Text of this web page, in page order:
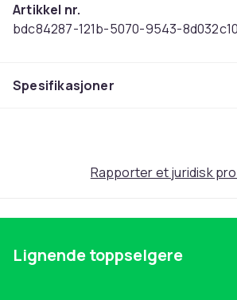
Artikkel nr.
bdc84287-121b-5070-9543-
Spesifikasjoner
Rapporter et juridisk
Lignende toppselgere